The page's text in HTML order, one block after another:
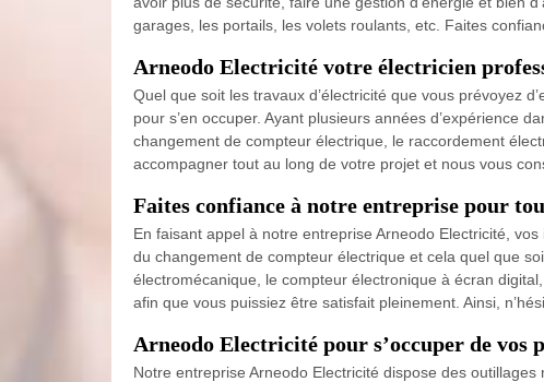
garages, les portails, les volets roulants, etc. Faites
Arneodo Electricité votre électricien
Quel que soit les travaux d’électricité que vous prévoyez
pour s’en occuper. Ayant plusieurs années d’expérience
changement de compteur électrique, le raccordement
accompagner tout au long de votre projet et nous vous
Faites confiance à notre entreprise pour
En faisant appel à notre entreprise Arneodo Electricité,
du changement de compteur électrique et cela quel que
électromécanique, le compteur électronique à écran
afin que vous puissiez être satisfait pleinement. Ainsi,
Arneodo Electricité pour s’occuper de vos
Notre entreprise Arneodo Electricité dispose des